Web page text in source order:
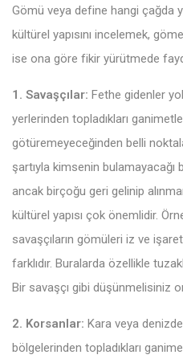
Gömü veya define hangi çağda
kültürel yapısını incelemek,
ise ona göre fikir yürütmede
1. Savaşçılar: Fethe gidenler
yerlerinden topladıkları
götüremeyeceğinden belli
şartıyla kimsenin
ancak birçoğu geri gelinip
kültürel yapısı çok önemlidir.
savaşçıların gömüleri iz ve
farklıdır. Buralarda özellikle
Bir savaşçı gibi düşünmelisiniz
2. Korsanlar: Kara veya
bölgelerinden topladıkları